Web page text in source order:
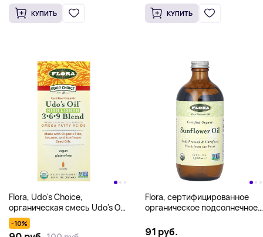
КУПИТЬ КУПИТЬ
Flora, Udo's Choice,
органическая смесь Udo's Oil
3, 6, 9, с высоким
содержанием лигнана, 250
-10%
Flora, сертифицированное
органическое подсолнечное
(17 жидк. унции)
91 руб.